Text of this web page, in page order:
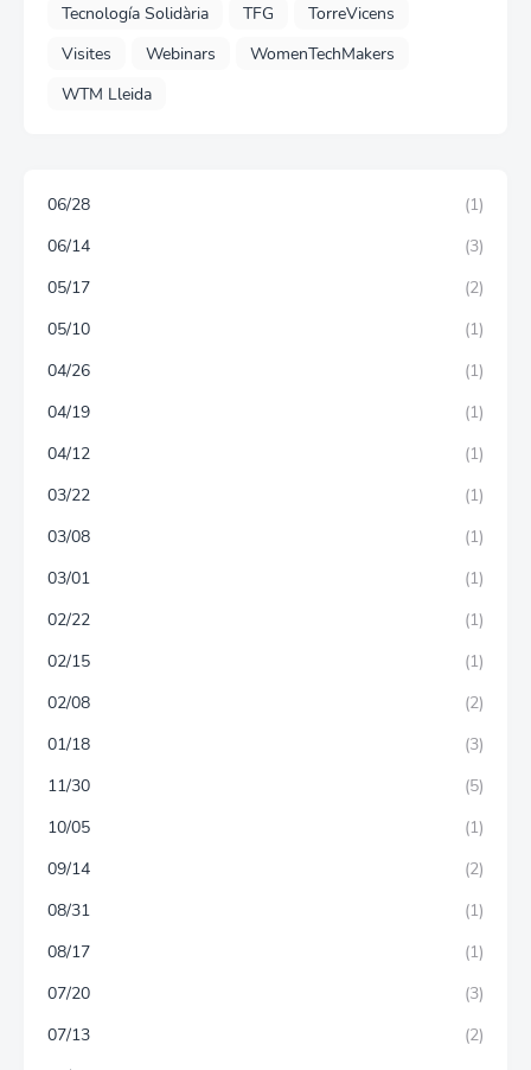
Tecnología Solidària
TFG
TorreVicens
Visites
Webinars
WomenTechMakers
WTM Lleida
06/28
(1)
06/14
(3)
05/17
(2)
05/10
(1)
04/26
(1)
04/19
(1)
04/12
(1)
03/22
(1)
03/08
(1)
03/01
(1)
02/22
(1)
02/15
(1)
02/08
(2)
01/18
(3)
11/30
(5)
10/05
(1)
09/14
(2)
08/31
(1)
08/17
(1)
07/20
(3)
07/13
(2)